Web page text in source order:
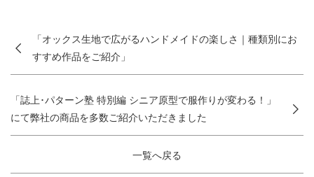
「オックス生地で広がるハンドメイドの楽しさ｜種類別にお
すすめ作品をご紹介」
一覧へ戻る
「誌上･パターン塾 特別編 シニア原型で服作りが変わる！」
にて弊社の商品を多数ご紹介いただきました